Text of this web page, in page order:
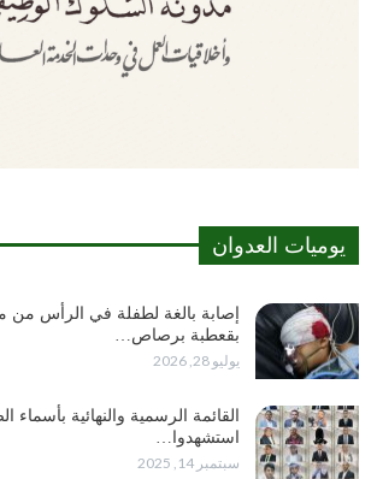
يوميات العدوان
إصابة بالغة لطفلة في الرأس من
بقعطبة برصاص…
يوليو 28, 2026
القائمة الرسمية والنهائية بأسماء
استشهدوا…
سبتمبر 14, 2025